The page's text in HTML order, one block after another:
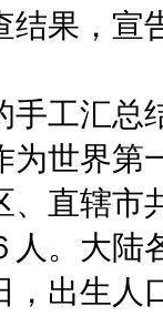
结果，宣
手工汇
为世界第
、直辖市
人。大陆
，出生